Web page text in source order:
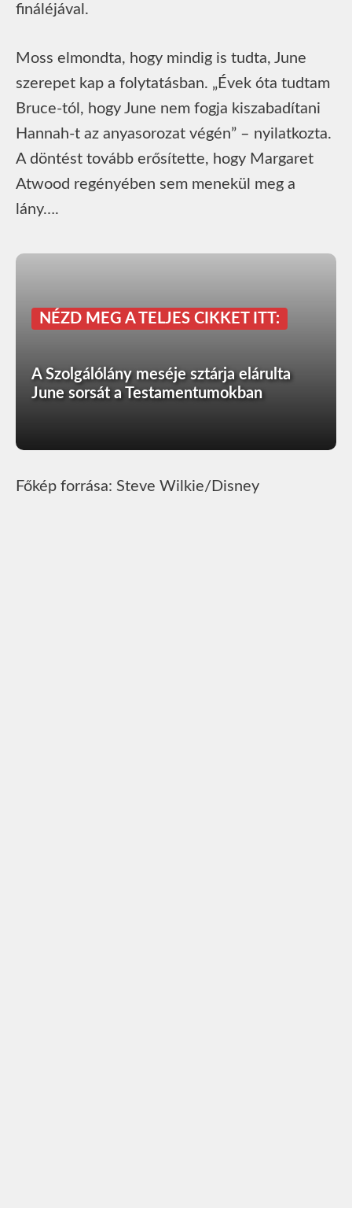
fináléjával.
Moss elmondta, hogy mindig is tudta, June
szerepet kap a folytatásban. „Évek óta tudtam
Bruce-tól, hogy June nem fogja kiszabadítani
Hannah-t az anyasorozat végén” – nyilatkozta.
A döntést tovább erősítette, hogy Margaret
Atwood regényében sem menekül meg a
lány….
NÉZD MEG A TELJES CIKKET ITT:
A Szolgálólány meséje sztárja elárulta
June sorsát a Testamentumokban
Főkép forrása: Steve Wilkie/Disney